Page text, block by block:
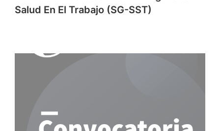
Salud En El Trabajo (SG-SST)